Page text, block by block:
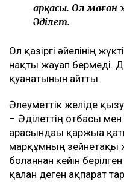
талқыланды.
әйелі марқұм
қатар оның қайғылы
болғаны туралы
бастадық. Ол да
бәрі «Ұлдананың
жатыр. Бірақ ол
жоқ. Екі жыл бойы
олар бір-ақ рет
Бір ұйымда жұмыс